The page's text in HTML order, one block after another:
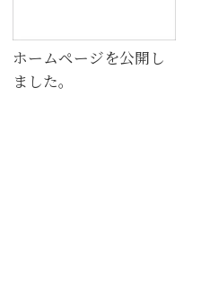
ホームページを公開し
ました。